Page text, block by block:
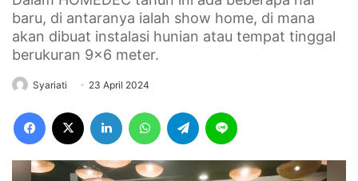
baru, di antaranya ialah show home, di mana
akan dibuat instalasi hunian atau tempat tinggal
berukuran 9x6 meter.
Syariati 23 April 2024
Facebook LinkedIn WhatsAppTelegram